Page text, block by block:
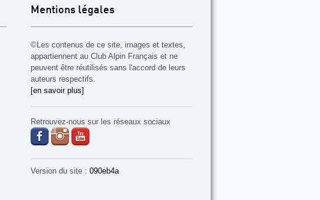
Mentions légales
©Les contenus de ce site, images et textes,
appartiennent au Club Alpin Français et ne
peuvent être réutilisés sans l'accord de leurs
auteurs respectifs.
[en savoir plus]
Retrouvez-nous sur les réseaux sociaux
Version du site : 090eb4a